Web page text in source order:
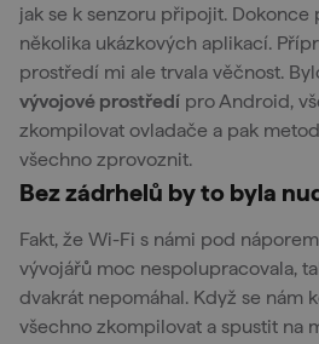
jak se k senzoru připojit.
několika ukázkových aplikací.
prostředí mi ale trvala věčnost.
vývojové prostředí pro Android,
zkompilovat ovladače a pak
všechno zprovoznit.
Bez zádrhelů by to byla
Fakt, že Wi-Fi s námi pod
vývojářů moc nespolupracovala,
dvakrát nepomáhal. Když se nám
všechno zkompilovat a spustit na